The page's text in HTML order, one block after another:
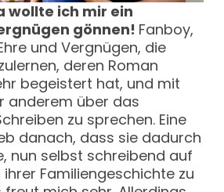
wollte ich mir ein
gönnen! Fanboy,
und Vergnügen, die
deren Roman
begeistert hat, und mit
anderem über das
zu sprechen. Eine
danach, dass sie dadurch
nun selbst schreibend auf
Familiengeschichte zu